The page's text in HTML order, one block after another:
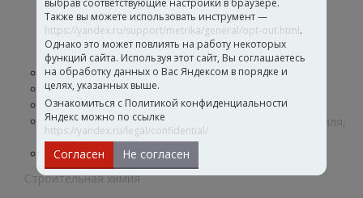
Для герметиков и гидроизоляции
Для высоконаполненных строительных
составов
Дисперсии для кровельных материалов
Дисперсии для производства бумаги и обоев
Функциональные добавки
Дисперсии для производства клеев
Дисперсии для производства стеклохолста, текстиля,
кож и нетканых материалов
Полиуретановые дисперсии и загустители
Строительная химия
выбрав соответствующие настройки в браузере.
Также вы можете использовать инструмент —
https://yandex.ru/support/metrika/general/opt-out.html.
Однако это может повлиять на работу некоторых
функций сайта. Используя этот сайт, Вы соглашаетесь
на обработку данных о Вас Яндексом в порядке и
целях, указанных выше.
Ознакомиться с Политикой конфиденциальности
Яндекс можно по ссылке
https://yandex.ru/legal/confidential/
Согласен Не согласен